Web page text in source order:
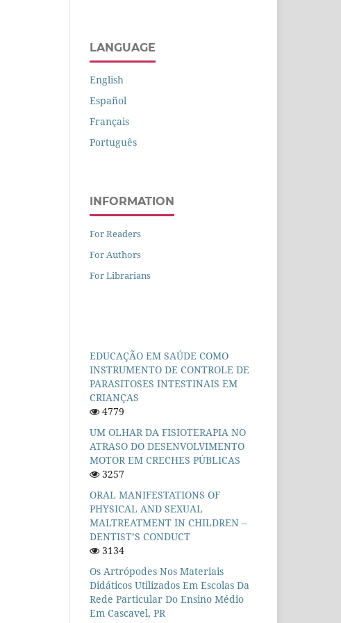
LANGUAGE
English
Español
Français
Português
INFORMATION
For Readers
For Authors
For Librarians
EDUCAÇÃO EM SAÚDE COMO
INSTRUMENTO DE CONTROLE DE
PARASITOSES INTESTINAIS EM
CRIANÇAS
4779
UM OLHAR DA FISIOTERAPIA NO
ATRASO DO DESENVOLVIMENTO
MOTOR EM CRECHES PÚBLICAS
3257
ORAL MANIFESTATIONS OF
PHYSICAL AND SEXUAL
MALTREATMENT IN CHILDREN –
DENTIST’S CONDUCT
3134
Os Artrópodes Nos Materiais
Didáticos Utilizados Em Escolas Da
Rede Particular Do Ensino Médio
Em Cascavel, PR